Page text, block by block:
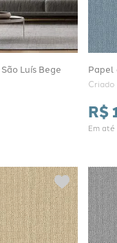
Luís Bege Papel
Criado
R$
Em até